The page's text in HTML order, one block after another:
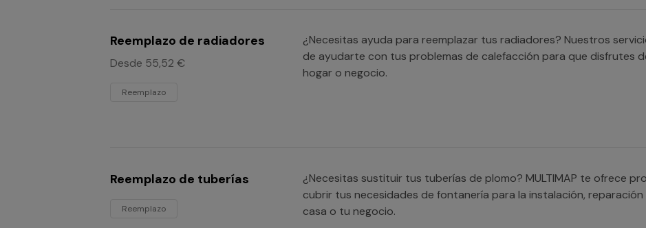
Reemplazo de radiadores
Desde 55,52 €
Reemplazo
¿Necesitas ayuda para reemplazar tus radiadores? Nuestros
de ayudarte con tus problemas de calefacción para que disfrutes
hogar o negocio.
Reemplazo de tuberías
Reemplazo
¿Necesitas sustituir tus tuberías de plomo? MULTIMAP te ofrece
cubrir tus necesidades de fontanería para la instalación,
casa o tu negocio.